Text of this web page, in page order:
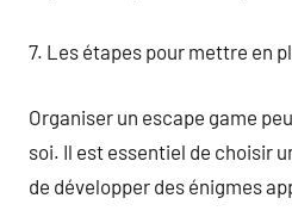
7. Les étapes pour mettre en
Organiser un escape game
soi. Il est essentiel de choisir
de développer des énigmes